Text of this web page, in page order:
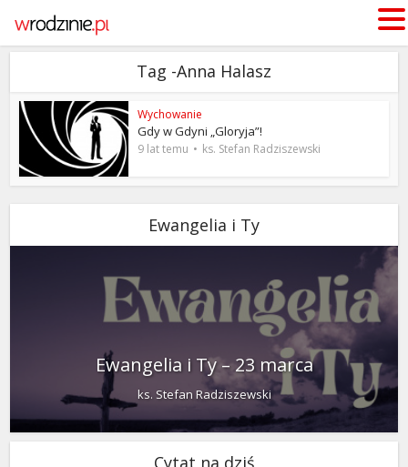
Tag -Anna Halasz
Wychowanie
Gdy w Gdyni „Gloryja”!
9 lat temu ks. Stefan Radziszewski
Ewangelia i Ty
Ewangelia i Ty – 23 marca
ks. Stefan Radziszewski
Cytat na dziś